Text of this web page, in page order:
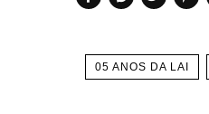
05 ANOS DA LAI